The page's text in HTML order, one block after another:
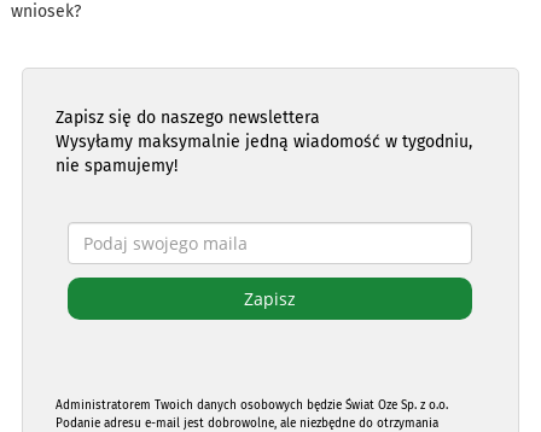
wniosek?
Zapisz się do naszego newslettera
Wysyłamy maksymalnie jedną wiadomość w tygodniu,
nie spamujemy!
Administratorem Twoich danych osobowych będzie Świat Oze Sp. z o.o.
Podanie adresu e-mail jest dobrowolne, ale niezbędne do otrzymania